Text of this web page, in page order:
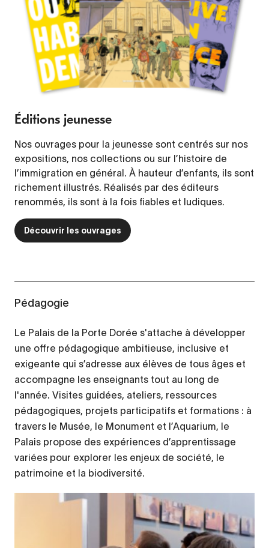
Éditions jeunesse
Nos ouvrages pour la jeunesse sont centrés sur nos
expositions, nos collections ou sur l’histoire de
l’immigration en général. À hauteur d’enfants, ils sont
richement illustrés. Réalisés par des éditeurs
renommés, ils sont à la fois fiables et ludiques.
Découvrir les ouvrages
Pédagogie
Le Palais de la Porte Dorée s'attache à développer
une offre pédagogique ambitieuse, inclusive et
exigeante qui s’adresse aux élèves de tous âges et
accompagne les enseignants tout au long de
l'année. Visites guidées, ateliers, ressources
pédagogiques, projets participatifs et formations : à
travers le Musée, le Monument et l’Aquarium, le
Palais propose des expériences d’apprentissage
variées pour explorer les enjeux de société, le
patrimoine et la biodiversité.